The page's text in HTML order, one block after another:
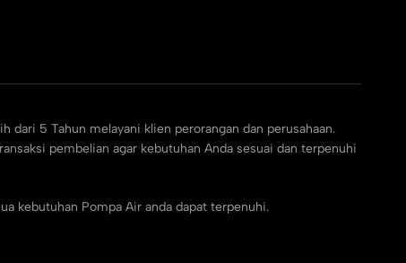
dari 5 Tahun melayani klien perorangan dan perusahaan.
pembelian agar kebutuhan Anda sesuai dan terpenuhi
kebutuhan Pompa Air anda dapat terpenuhi.